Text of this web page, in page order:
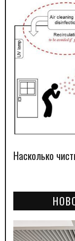
Насколько